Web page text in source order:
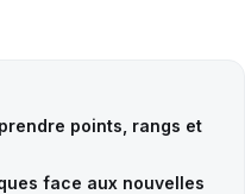
points, rangs et
face aux nouvelles